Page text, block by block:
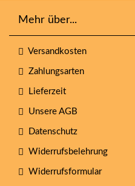
Mehr über...
Versandkosten
Zahlungsarten
Lieferzeit
Unsere AGB
Datenschutz
Widerrufsbelehrung
Widerrufsformular